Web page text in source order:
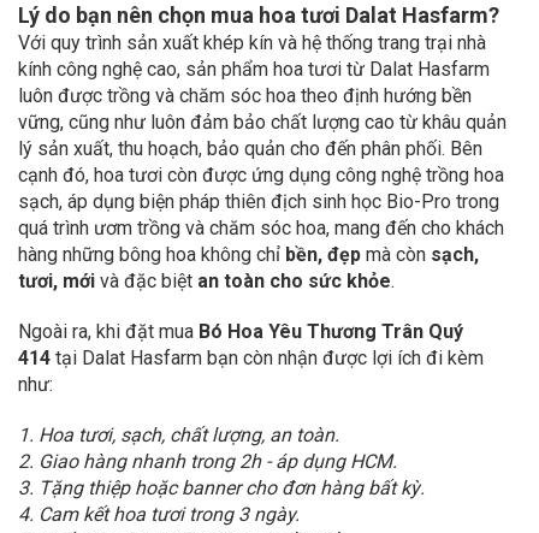
Lý do bạn nên chọn mua hoa tươi Dalat Hasfarm?
Với quy trình sản xuất khép kín và hệ thống trang trại nhà
kính công nghệ cao, sản phẩm hoa tươi từ Dalat Hasfarm
luôn được trồng và chăm sóc hoa theo định hướng bền
vững, cũng như luôn đảm bảo chất lượng cao từ khâu quản
lý sản xuất, thu hoạch, bảo quản cho đến phân phối. Bên
cạnh đó, hoa tươi còn được ứng dụng công nghệ trồng hoa
sạch, áp dụng biện pháp thiên địch sinh học Bio-Pro trong
quá trình ươm trồng và chăm sóc hoa, mang đến cho khách
hàng những bông hoa không chỉ bền, đẹp mà còn sạch,
tươi, mới và đặc biệt an toàn cho sức khỏe.
Ngoài ra, khi đặt mua Bó Hoa Yêu Thương Trân Quý
414 tại Dalat Hasfarm bạn còn nhận được lợi ích đi kèm
như:
1. Hoa tươi, sạch, chất lượng, an toàn.
2. Giao hàng nhanh trong 2h - áp dụng HCM.
3. Tặng thiệp hoặc banner cho đơn hàng bất kỳ.
4. Cam kết hoa tươi trong 3 ngày.